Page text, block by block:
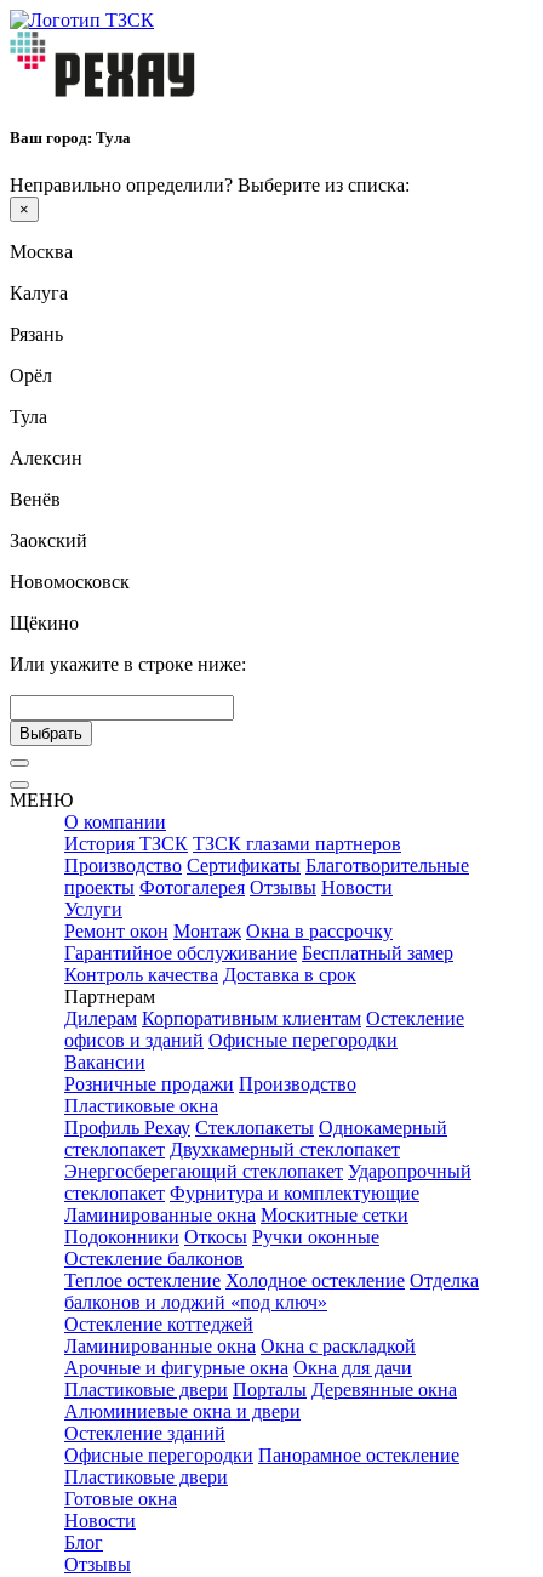
Ваш город: Тула
Неправильно определили? Выберите из списка:
×
Москва
Калуга
Рязань
Орёл
Тула
Алексин
Венёв
Заокский
Новомосковск
Щёкино
Или укажите в строке ниже:
Выбрать
МЕНЮ
О компании
История ТЗСК ТЗСК глазами партнеров
Производство Сертификаты Благотворительные
проекты Фотогалерея Отзывы Новости
Услуги
Ремонт окон Монтаж Окна в рассрочку
Гарантийное обслуживание Бесплатный замер
Контроль качества Доставка в срок
Партнерам
Дилерам Корпоративным клиентам Остекление
офисов и зданий Офисные перегородки
Вакансии
Розничные продажи Производство
Пластиковые окна
Профиль Рехау Стеклопакеты Однокамерный
стеклопакет Двухкамерный стеклопакет
Энергосберегающий стеклопакет Ударопрочный
стеклопакет Фурнитура и комплектующие
Ламинированные окна Москитные сетки
Подоконники Откосы Ручки оконные
Остекление балконов
Теплое остекление Холодное остекление Отделка
балконов и лоджий «под ключ»
Остекление коттеджей
Ламинированные окна Окна с раскладкой
Арочные и фигурные окна Окна для дачи
Пластиковые двери Порталы Деревянные окна
Алюминиевые окна и двери
Остекление зданий
Офисные перегородки Панорамное остекление
Пластиковые двери
Готовые окна
Новости
Блог
Отзывы